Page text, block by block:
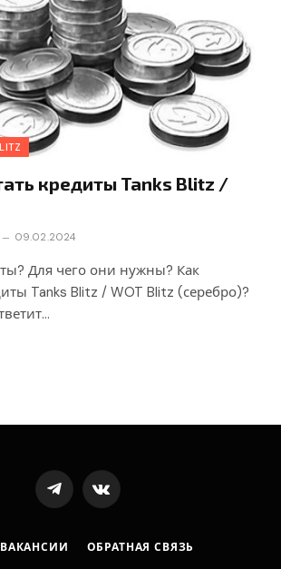
кредиты Tanks Blitz /
09.02.2024
Для чего они нужны? Как
Tanks Blitz / WOT Blitz (серебро)?
TelegramVKontakte
ВАКАНСИИ
ОБРАТНАЯ СВЯЗЬ